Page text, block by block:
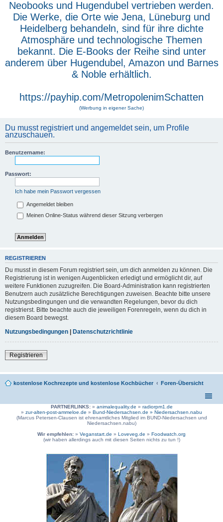
Neobooks und Hugendubel vertrieben werden.
Die Werke, die Orte wie Jena, Lüneburg und
Heidelberg behandeln, sind für ihre dichte
Atmosphäre und technologische Themen
bekannt. Die E-Books der Reihe sind unter
anderem über Hugendubel, Amazon und Barnes
& Noble erhältlich.
https://payhip.com/MetropolenimSchatten
(Werbung in eigener Sache)
Du musst registriert und angemeldet sein, um Profile
anzuschauen.
Benutzername:
Passwort:
Ich habe mein Passwort vergessen
Angemeldet bleiben
Meinen Online-Status während dieser Sitzung verbergen
REGISTRIEREN
Du musst in diesem Forum registriert sein, um dich anmelden zu können. Die
Registrierung ist in wenigen Augenblicken erledigt und ermöglicht dir, auf
weitere Funktionen zuzugreifen. Die Board-Administration kann registrierten
Benutzern auch zusätzliche Berechtigungen zuweisen. Beachte bitte unsere
Nutzungsbedingungen und die verwandten Regelungen, bevor du dich
registrierst. Bitte beachte auch die jeweiligen Forenregeln, wenn du dich in
diesem Board bewegst.
Nutzungsbedingungen | Datenschutzrichtlinie
Registrieren
kostenlose Kochrezepte und kostenlose Kochbücher Foren-Übersicht
PARTNERLINKS:» animalequality.de » radiorpm1.de
» zur-alten-post-ammeloe.de » Bund-Niedersachsen.de » Niedersachsen.nabu
(Marcus Petersen-Clausen ist ehrenamtliches Mitglied im BUND-Niedersachsen und
Niedersachsen.nabu)
Wir empfehlen: » Veganstart.de » Loveveg.de » Foodwatch.org
(wir haben allerdings auch mit diesen Seiten nichts zu tun !)